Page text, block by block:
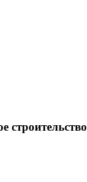
строительство